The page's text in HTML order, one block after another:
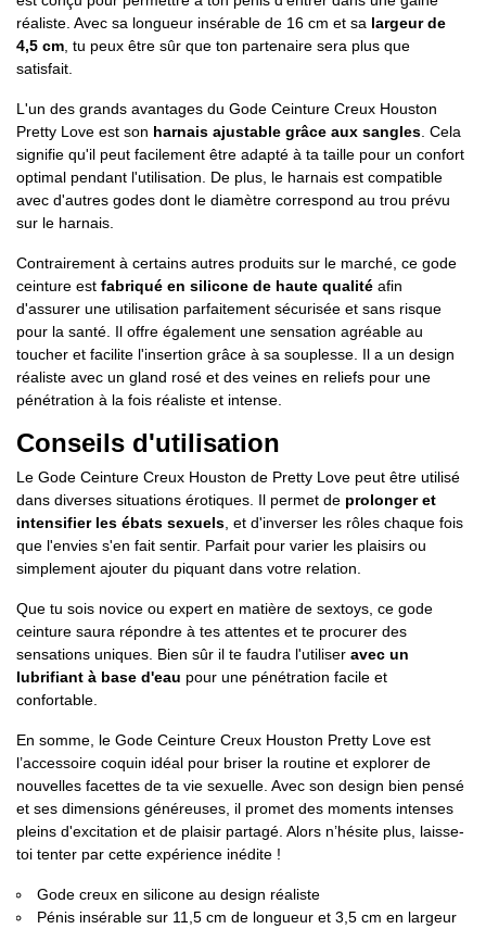
réaliste. Avec sa longueur insérable de 16 cm et sa largeur de
4,5 cm , tu peux être sûr que ton partenaire sera plus que
satisfait.
L'un des grands avantages du Gode Ceinture Creux Houston
Pretty Love est son harnais ajustable grâce aux sangles . Cela
signifie qu'il peut facilement être adapté à ta taille pour un confort
optimal pendant l'utilisation. De plus, le harnais est compatible
avec d'autres godes dont le diamètre correspond au trou prévu
sur le harnais.
Contrairement à certains autres produits sur le marché, ce gode
ceinture est fabriqué en silicone de haute qualité afin
d'assurer une utilisation parfaitement sécurisée et sans risque
pour la santé. Il offre également une sensation agréable au
toucher et facilite l'insertion grâce à sa souplesse. Il a un design
réaliste avec un gland rosé et des veines en reliefs pour une
pénétration à la fois réaliste et intense.
Conseils d'utilisation
Le Gode Ceinture Creux Houston de Pretty Love peut être utilisé
dans diverses situations érotiques. Il permet de prolonger et
intensifier les ébats sexuels , et d'inverser les rôles chaque fois
que l'envies s'en fait sentir. Parfait pour varier les plaisirs ou
simplement ajouter du piquant dans votre relation.
Que tu sois novice ou expert en matière de sextoys, ce gode
ceinture saura répondre à tes attentes et te procurer des
sensations uniques. Bien sûr il te faudra l'utiliser avec un
lubrifiant à base d'eau pour une pénétration facile et
confortable.
En somme, le Gode Ceinture Creux Houston Pretty Love est
l’accessoire coquin idéal pour briser la routine et explorer de
nouvelles facettes de ta vie sexuelle. Avec son design bien pensé
et ses dimensions généreuses, il promet des moments intenses
pleins d'excitation et de plaisir partagé. Alors n’hésite plus, laisse-
toi tenter par cette expérience inédite !
Gode creux en silicone au design réaliste
Pénis insérable sur 11,5 cm de longueur et 3,5 cm en largeur